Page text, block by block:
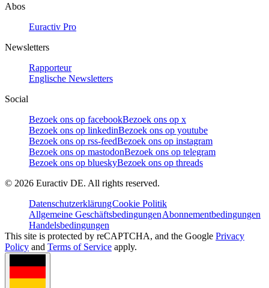
Abos
Euractiv Pro
Newsletters
Rapporteur
Englische Newsletters
Social
Bezoek ons op facebookBezoek ons op x
Bezoek ons op linkedinBezoek ons op youtube
Bezoek ons op rss-feedBezoek ons op instagram
Bezoek ons op mastodonBezoek ons op telegram
Bezoek ons op blueskyBezoek ons op threads
© 2026 Euractiv DE. All rights reserved.
DatenschutzerklärungCookie Politik
Allgemeine GeschäftsbedingungenAbonnementbedingungen
Handelsbedingungen
This site is protected by reCAPTCHA, and the Google Privacy
Policy and Terms of Service apply.